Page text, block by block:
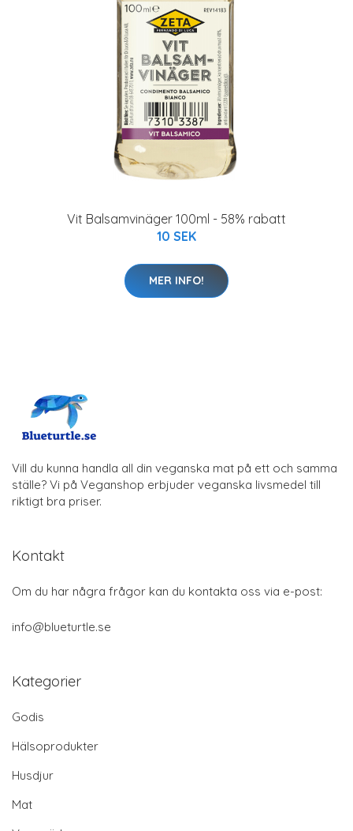
Vit Balsamvinäger 100ml - 58% rabatt
10 SEK
MER INFO!
Vill du kunna handla all din veganska mat på ett och samma
ställe? Vi på Veganshop erbjuder veganska livsmedel till
riktigt bra priser.
Kontakt
Om du har några frågor kan du kontakta oss via e-post:
info@blueturtle.se
Kategorier
Godis
Hälsoprodukter
Husdjur
Mat